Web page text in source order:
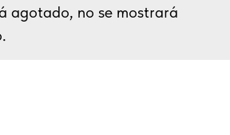
agotado, no se mostrará